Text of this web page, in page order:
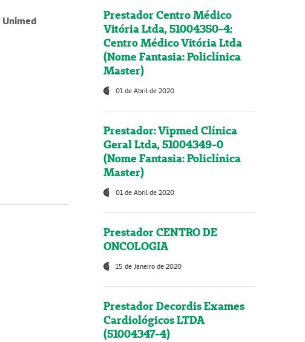
Unimed
Prestador Centro Médico
Vitória Ltda, 51004350-4:
Centro Médico Vitória Ltda
(Nome Fantasia: Policlínica
Master)
01 de Abril de 2020
Prestador: Vipmed Clínica
Geral Ltda, 51004349-0
(Nome Fantasia: Policlínica
Master)
01 de Abril de 2020
Prestador CENTRO DE
ONCOLOGIA
15 de Janeiro de 2020
Prestador Decordis Exames
Cardiológicos LTDA
(51004347-4)